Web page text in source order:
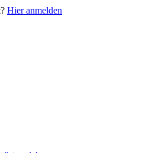
Hier anmelden